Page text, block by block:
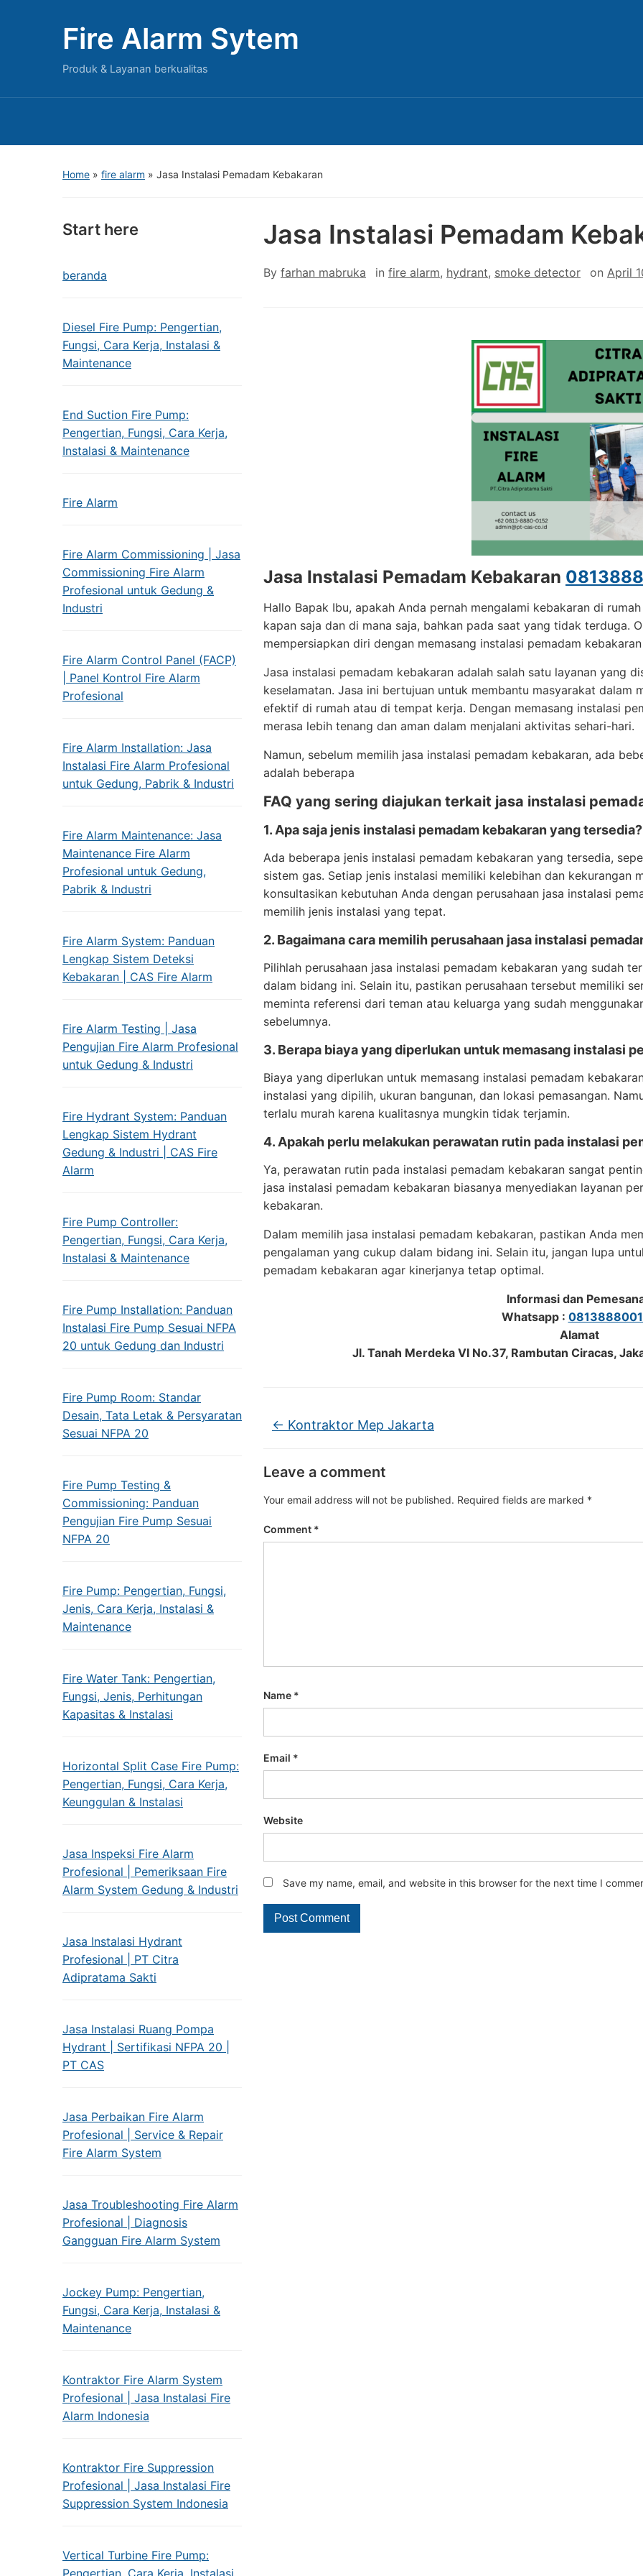
Fire Alarm Sytem
Produk & Layanan berkualitas
Home » fire alarm » Jasa Instalasi Pemadam Kebakaran
Start here
beranda
Diesel Fire Pump: Pengertian,
Fungsi, Cara Kerja, Instalasi &
Maintenance
End Suction Fire Pump:
Pengertian, Fungsi, Cara Kerja,
Instalasi & Maintenance
Fire Alarm
Fire Alarm Commissioning | Jasa
Commissioning Fire Alarm
Profesional untuk Gedung &
Industri
Fire Alarm Control Panel (FACP)
| Panel Kontrol Fire Alarm
Profesional
Fire Alarm Installation: Jasa
Instalasi Fire Alarm Profesional
untuk Gedung, Pabrik & Industri
Fire Alarm Maintenance: Jasa
Maintenance Fire Alarm
Profesional untuk Gedung,
Pabrik & Industri
Fire Alarm System: Panduan
Lengkap Sistem Deteksi
Kebakaran | CAS Fire Alarm
Fire Alarm Testing | Jasa
Pengujian Fire Alarm Profesional
untuk Gedung & Industri
Fire Hydrant System: Panduan
Lengkap Sistem Hydrant
Gedung & Industri | CAS Fire
Alarm
Fire Pump Controller:
Pengertian, Fungsi, Cara Kerja,
Instalasi & Maintenance
Fire Pump Installation: Panduan
Instalasi Fire Pump Sesuai NFPA
20 untuk Gedung dan Industri
Fire Pump Room: Standar
Desain, Tata Letak & Persyaratan
Sesuai NFPA 20
Fire Pump Testing &
Commissioning: Panduan
Pengujian Fire Pump Sesuai
NFPA 20
Fire Pump: Pengertian, Fungsi,
Jenis, Cara Kerja, Instalasi &
Maintenance
Fire Water Tank: Pengertian,
Fungsi, Jenis, Perhitungan
Kapasitas & Instalasi
Horizontal Split Case Fire Pump:
Pengertian, Fungsi, Cara Kerja,
Keunggulan & Instalasi
Jasa Inspeksi Fire Alarm
Profesional | Pemeriksaan Fire
Alarm System Gedung & Industri
Jasa Instalasi Hydrant
Profesional | PT Citra
Adipratama Sakti
Jasa Instalasi Ruang Pompa
Hydrant | Sertifikasi NFPA 20 |
PT CAS
Jasa Perbaikan Fire Alarm
Profesional | Service & Repair
Fire Alarm System
Jasa Troubleshooting Fire Alarm
Profesional | Diagnosis
Gangguan Fire Alarm System
Jockey Pump: Pengertian,
Fungsi, Cara Kerja, Instalasi &
Maintenance
Kontraktor Fire Alarm System
Profesional | Jasa Instalasi Fire
Alarm Indonesia
Kontraktor Fire Suppression
Profesional | Jasa Instalasi Fire
Suppression System Indonesia
Vertical Turbine Fire Pump:
Pengertian, Cara Kerja, Instalasi
Jasa Instalasi Pemadam
By farhan mabruka in fire alarm, hydrant, smoke detector on April
Jasa Instalasi Pemadam Kebakaran
Hallo Bapak Ibu, apakah Anda pernah mengalami kebakaran di
kapan saja dan di mana saja, bahkan pada saat yang tidak terduga.
mempersiapkan diri dengan memasang instalasi pemadam
Jasa instalasi pemadam kebakaran adalah salah satu layanan yang
keselamatan. Jasa ini bertujuan untuk membantu masyarakat dalam
efektif di rumah atau di tempat kerja. Dengan memasang instalasi
merasa lebih tenang dan aman dalam menjalani aktivitas sehari-hari.
Namun, sebelum memilih jasa instalasi pemadam kebakaran, ada
adalah beberapa
FAQ yang sering diajukan terkait jasa instalasi
1. Apa saja jenis instalasi pemadam kebakaran yang tersedia?
Ada beberapa jenis instalasi pemadam kebakaran yang tersedia,
sistem gas. Setiap jenis instalasi memiliki kelebihan dan kekurangan
konsultasikan kebutuhan Anda dengan perusahaan jasa instalasi
memilih jenis instalasi yang tepat.
2. Bagaimana cara memilih perusahaan jasa instalasi
Pilihlah perusahaan jasa instalasi pemadam kebakaran yang sudah
dalam bidang ini. Selain itu, pastikan perusahaan tersebut memiliki
meminta referensi dari teman atau keluarga yang sudah
sebelumnya.
3. Berapa biaya yang diperlukan untuk memasang instalasi
Biaya yang diperlukan untuk memasang instalasi pemadam
instalasi yang dipilih, ukuran bangunan, dan lokasi pemasangan.
terlalu murah karena kualitasnya mungkin tidak terjamin.
4. Apakah perlu melakukan perawatan rutin pada instalasi
Ya, perawatan rutin pada instalasi pemadam kebakaran sangat
jasa instalasi pemadam kebakaran biasanya menyediakan layanan
kebakaran.
Dalam memilih jasa instalasi pemadam kebakaran, pastikan Anda
pengalaman yang cukup dalam bidang ini. Selain itu, jangan lupa
pemadam kebakaran agar kinerjanya tetap optimal.
Informasi dan
Whatsapp :
Alamat
Jl. Tanah Merdeka VI No.37, Rambutan Ciracas,
← Kontraktor Mep Jakarta
Leave a comment
Your email address will not be published. Required fields are marked *
Comment *
Name *
Email *
Website
Save my name, email, and website in this browser for the next time I